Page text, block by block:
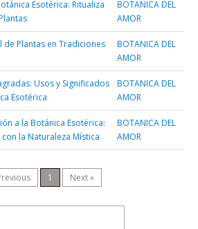
Esotérica: Ritualiza
BOTANICA DEL
AMOR
de Plantas en Tradiciones
BOTANICA DEL
AMOR
Usos y Significados
Esotérica
BOTANICA DEL
AMOR
a la Botánica Esotérica:
la Naturaleza Mística
BOTANICA DEL
AMOR
1 Next »